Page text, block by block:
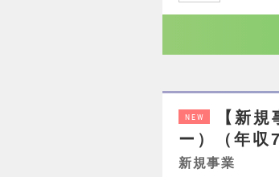
NEW
【新
ー）（年収
新規事業